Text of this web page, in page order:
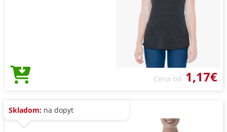
Cena od 1,17€
Skladom: na dopyt